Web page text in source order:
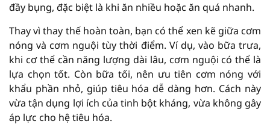
đầy bụng, đặc biệt là khi ăn nhiều hoặc ăn quá nhanh.
Thay vì thay thế hoàn toàn, bạn có thể xen kẽ giữa cơm
nóng và cơm nguội tùy thời điểm. Ví dụ, vào bữa trưa,
khi cơ thể cần năng lượng dài lâu, cơm nguội có thể là
lựa chọn tốt. Còn bữa tối, nên ưu tiên cơm nóng với
khẩu phần nhỏ, giúp tiêu hóa dễ dàng hơn. Cách này
vừa tận dụng lợi ích của tinh bột kháng, vừa không gây
áp lực cho hệ tiêu hóa.